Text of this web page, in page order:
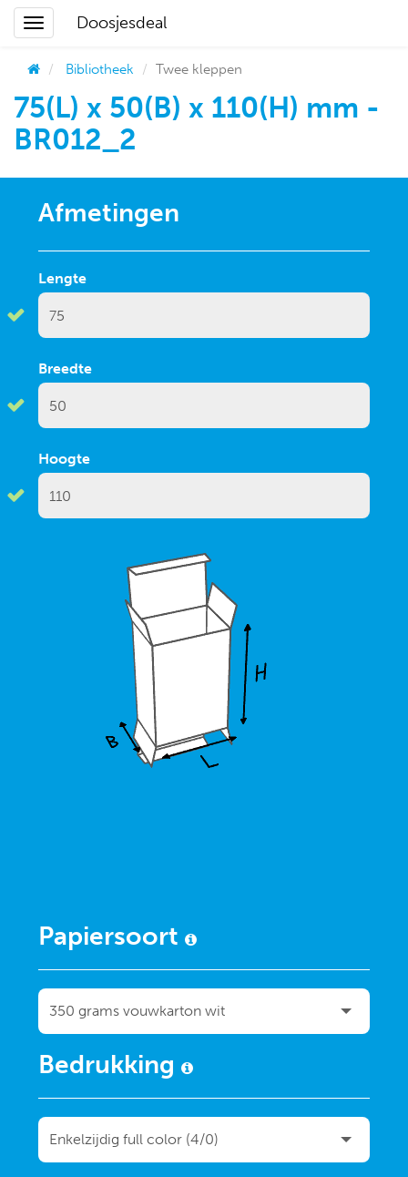
Doosjesdeal
Bibliotheek Twee kleppen
75(L) x 50(B) x 110(H) mm -
BR012_2
Afmetingen
Lengte
Breedte
Hoogte
Papiersoort
Bedrukking